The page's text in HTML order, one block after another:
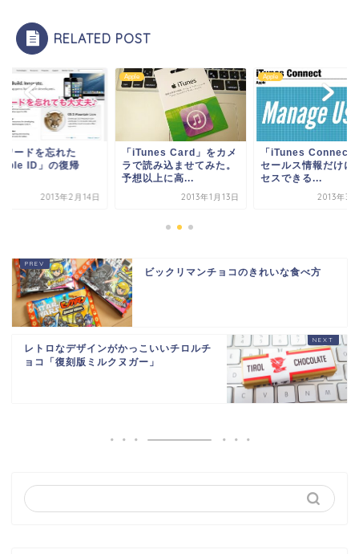
RELATED POST
ワードを忘れた
ID」の復帰
2013年2月14日
Apple
「iTunes Card」をカメ
ラで読み込ませてみた。
予想以上に高...
2013年1月13日
Apple
「iTunes Connect
セールス情報だけに
セスできる...
2013年3
ビックリマンチョコのきれいな食べ方
レトロなデザインがかっこいいチロルチ
ョコ「復刻版ミルクヌガー」